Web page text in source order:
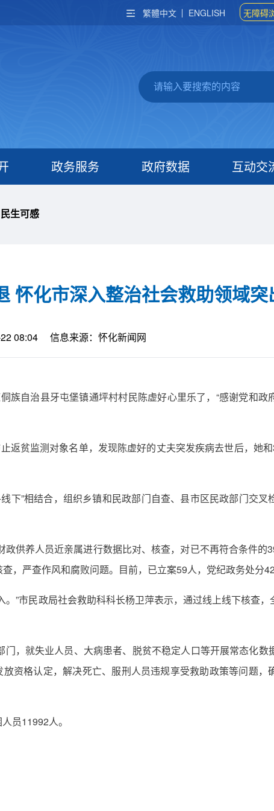
繁體中文 ENGLISH 无障碍
政务服务 政府数据 互动交
民生可感
怀化市深入整治社会救助领域
08:04 信息来源：怀化新闻网
族自治县牙屯堡镇通坪村村民陈虚好心里乐了，“感谢党和政
返贫监测对象名单，发现陈虚好的丈夫突发疾病去世后，她
下”相结合，组织乡镇和民政部门自查、县市区民政部门交叉
供养人员近亲属进行数据比对、核查，对已不再符合条件的
，严查作风和腐败问题。目前，已立案59人，党纪政务处分42
”市民政局社会救助科科长杨卫萍表示，通过线上线下核查，
，就失业人员、大病患者、脱贫不稳定人口等开展常态化数
资格认定，解决死亡、服刑人员违规享受救助政策等问题，
员11992人。